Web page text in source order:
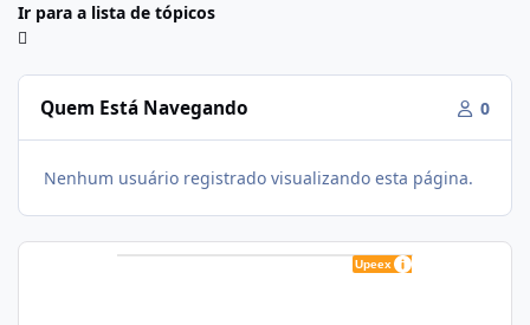
Ir para a lista de tópicos
Quem Está Navegando 0
Nenhum usuário registrado visualizando esta página.